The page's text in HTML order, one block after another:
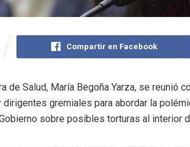
Compartir en Facebook
de Salud, María Begoña Yarza, se reunió
dirigentes gremiales para abordar la
sobre posibles torturas al interior